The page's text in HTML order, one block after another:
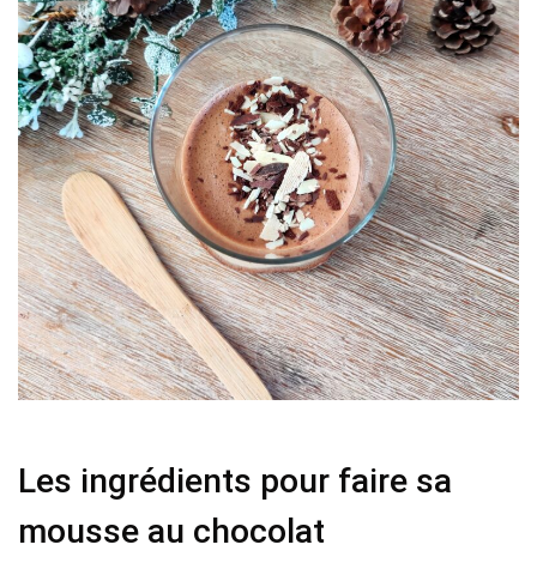
Les ingrédients pour faire sa
mousse au chocolat